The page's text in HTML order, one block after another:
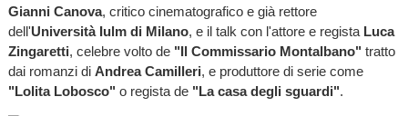
Gianni Canova, critico cinematografico e già rettore
dell'Università Iulm di Milano, e il talk con l'attore e regista Luca
Zingaretti, celebre volto de "Il Commissario Montalbano" tratto
dai romanzi di Andrea Camilleri, e produttore di serie come
"Lolita Lobosco" o regista de "La casa degli sguardi".